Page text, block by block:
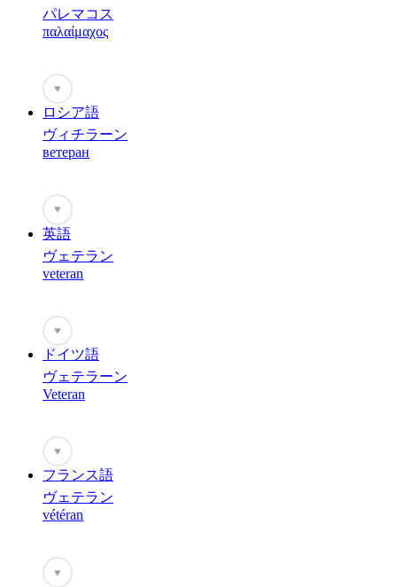
パレマコス
παλαίμαχος
♥
ロシア語
ヴィチラーン
ветеран
♥
英語
ヴェテラン
veteran
♥
ドイツ語
ヴェテラーン
Veteran
♥
フランス語
ヴェテラン
vétéran
♥